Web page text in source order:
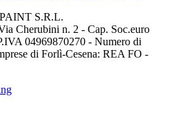
S.R.L.
Cherubini n. 2 - Cap. Soc.euro
04969870270 - Numero di
di Forlì-Cesena: REA FO -